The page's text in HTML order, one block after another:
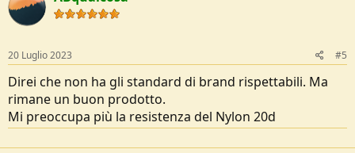
20 Luglio 2023 #5
Direi che non ha gli standard di brand rispettabili. Ma
rimane un buon prodotto.
Mi preoccupa più la resistenza del Nylon 20d